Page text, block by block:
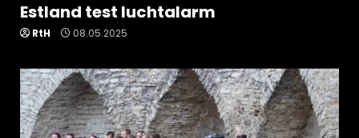
Estland test luchtalarm
RtH 08.05.2025